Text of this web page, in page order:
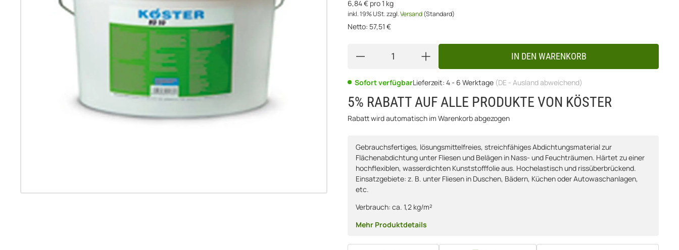
6,84 € pro 1 kg
inkl. 19% USt.zzgl.Versand(Standard)
Netto: 57,51 €
IN DEN WARENKORB
Sofort verfügbarLieferzeit: 4 - 6 Werktage (DE - Ausland abweichend)
5% RABATT AUF ALLE PRODUKTE VON KÖSTER
Rabatt wird automatisch im Warenkorb abgezogen
Gebrauchsfertiges, lösungsmittelfreies, streichfähiges Abdichtungsmaterial zur
Flächenabdichtung unter Fliesen und Belägen in Nass- und Feuchträumen. Härtet zu einer
hochflexiblen, wasserdichten Kunststofffolie aus. Hochelastisch und rissüberbrückend.
Einsatzgebiete: z. B. unter Fliesen in Duschen, Bädern, Küchen oder Autowaschanlagen,
etc.
Verbrauch: ca. 1,2 kg/m²
Mehr Produktdetails